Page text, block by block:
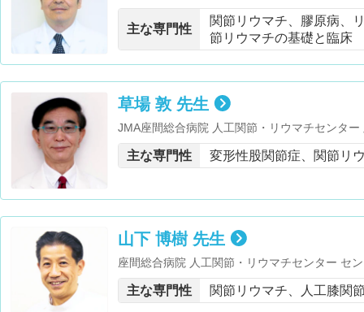
客員教授・米国リウマチ学
主な専門性
関節リウマチ、膠原病、
節リウマチの基礎と臨床
草場 敦 先生
JMA座間総合病院 人工関節・リウマチセンタ
授・ドイツ連邦共和国 医師免許取得・医学博
・身体障害者福祉法第15条指定医師 ・神奈川
主な専門性 変形性股関節症、関節リ
山下 博樹 先生
座間総合病院 人工関節・リウマチセンター セ
条指定医・日本関節鏡・膝・スポーツ整形外科
主な専門性 関節リウマチ、人工膝関